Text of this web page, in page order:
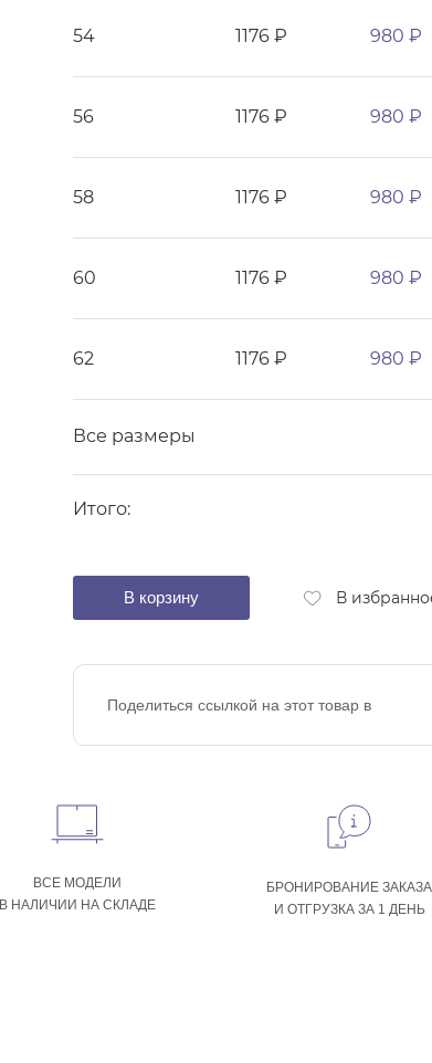
54 1176 ₽ 980 ₽
56 1176 ₽ 980 ₽
58 1176 ₽ 980 ₽
60 1176 ₽ 980 ₽
62 1176 ₽ 980 ₽
Все размеры
Итого:
В корзину В
Поделиться ссылкой на этот товар в
ВСЕ МОДЕЛИ
В НАЛИЧИИ НА СКЛАДЕ
БРОНИРОВАНИЕ ЗАКАЗА
И ОТГРУЗКА ЗА 1 ДЕНЬ